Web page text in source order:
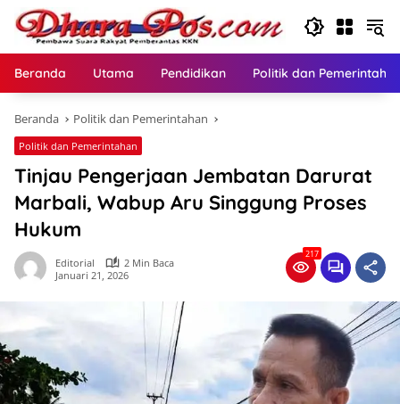
Langsung
konten
Beranda Utama Pendidikan Politik dan
Beranda Politik dan Pemerintahan
Politik dan Pemerintahan
Tinjau Pengerjaan Jembatan Darurat
Marbali, Wabup Aru Singgung Proses
Hukum
Editorial
2 Min Baca
Januari 21, 2026
217